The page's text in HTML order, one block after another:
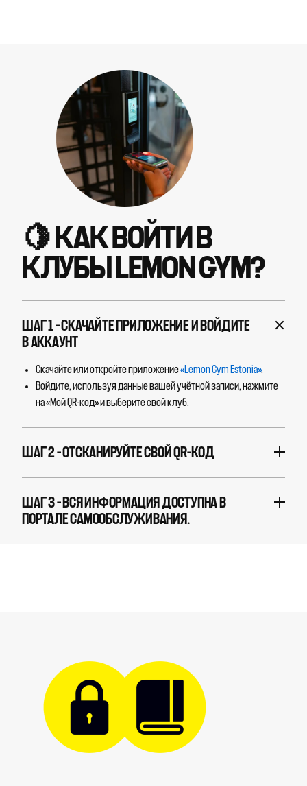
🍋 КАК ВОЙТИ В
КЛУБЫ LEMON GYM?
ШАГ 1 – СКАЧАЙТЕ ПРИЛОЖЕНИЕ И ВОЙДИТЕ
В АККАУНТ
Скачайте или откройте приложение«Lemon Gym Estonia».
Войдите, используя данные вашей учётной записи, нажмите
на «Мой QR-код» и выберите свой клуб.
ШАГ 2 – ОТСКАНИРУЙТЕ СВОЙ QR-КОД
ШАГ 3 – ВСЯ ИНФОРМАЦИЯ ДОСТУПНА В
ПОРТАЛЕ САМООБСЛУЖИВАНИЯ.